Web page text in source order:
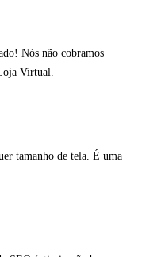
Nós não cobramos
Virtual.
tamanho de tela. É uma